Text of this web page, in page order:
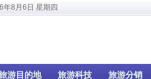
年8月6日 星期四
游目的地 旅游科技 旅游分销